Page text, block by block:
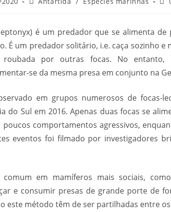
é um predador que se alimenta de
É um predador solitário, i.e. caça sozinho e
por outras focas. No entanto,
se da mesma presa em conjunto na
em grupos numerosos de focas-
do Sul em 2016. Apenas duas focas se
comportamentos agressivos,
eventos foi filmado por investigadores
comum em mamíferos mais sociais,
e consumir presas de grande porte de
este método têm de ser partilhadas entre